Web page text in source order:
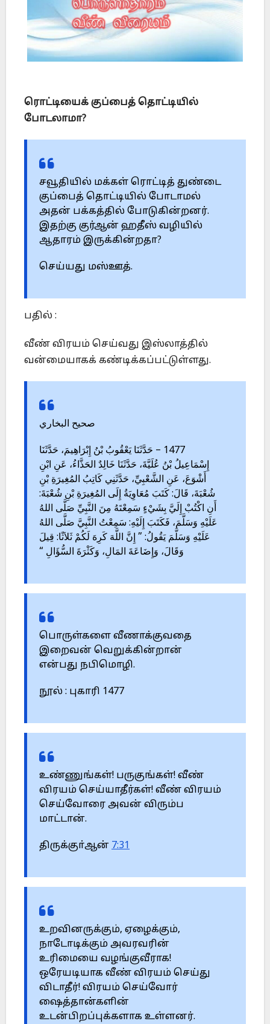
ரொட்டியைக் குப்பைத் தொட்டியில்
போடலாமா?
சவூதியில் மக்கள் ரொட்டித் துண்டை
குப்பைத் தொட்டியில் போடாமல்
அதன் பக்கத்தில் போடுகின்றனர்.
இதற்கு குர்ஆன் ஹதீஸ் வழியில்
ஆதாரம் இருக்கின்றதா?
செய்யது மஸ்ஊத்.
பதில் :
வீண் விரயம் செய்வது இஸ்லாத்தில்
வன்மையாகக் கண்டிக்கப்பட்டுள்ளது.
صحيح البخاري
1477 – حَدَّثَنَا يَعْقُوبُ بْنُ إِبْرَاهِيمَ، حَدَّثَنَا
إِسْمَاعِيلُ بْنُ عُلَيَّةَ، حَدَّثَنَا خَالِدٌ الحَذَّاءُ، عَنِ ابْنِ
أَشْوَعَ، عَنِ الشَّعْبِيِّ، حَدَّثَنِي كَاتِبُ المُغِيرَةِ بْنِ
شُعْبَةَ، قَالَ: كَتَبَ مُعَاوِيَةُ إِلَى المُغِيرَةِ بْنِ شُعْبَةَ:
أَنِ اكْتُبْ إِلَيَّ بِشَيْءٍ سَمِعْتَهُ مِنَ النَّبِيِّ صَلَّى اللهُ
عَلَيْهِ وَسَلَّمَ، فَكَتَبَ إِلَيْهِ: سَمِعْتُ النَّبِيَّ صَلَّى اللهُ
عَلَيْهِ وَسَلَّمَ يَقُولُ: ” إِنَّ اللَّهَ كَرِهَ لَكُمْ ثَلاَثًا: قِيلَ
وَقَالَ، وَإِضَاعَةَ المَالِ، وَكَثْرَةَ السُّؤَالِ “
பொருள்களை வீணாக்குவதை
இறைவன் வெறுக்கின்றான்
என்பது நபிமொழி.
நூல் : புகாரி 1477
உண்ணுங்கள்! பருகுங்கள்! வீண்
விரயம் செய்யாதீர்கள்! வீண் விரயம்
செய்வோரை அவன் விரும்ப
மாட்டான்.
திருக்குா்ஆன் 7:31
உறவினருக்கும், ஏழைக்கும்,
நாடோடிக்கும் அவரவரின்
உரிமையை வழங்குவீராக!
ஒரேயடியாக வீண் விரயம் செய்து
விடாதீர்! விரயம் செய்வோர்
ஷைத்தான்களின்
உடன்பிறப்புக்களாக உள்ளனர்.